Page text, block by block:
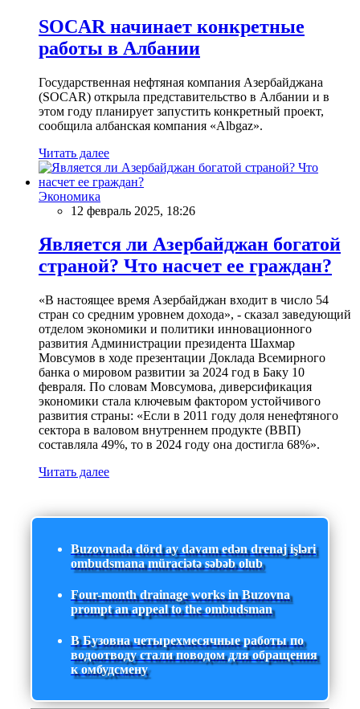
SOCAR начинает конкретные
работы в Албании
Государственная нефтяная компания Азербайджана
(SOCAR) открыла представительство в Албании и в
этом году планирует запустить конкретный проект,
сообщила албанская компания «Albgaz».
Читать далее
Экономика
12 февраль 2025, 18:26
Является ли Азербайджан богатой
страной? Что насчет ее граждан?
«В настоящее время Азербайджан входит в число 54
стран со средним уровнем дохода», - сказал заведующий
отделом экономики и политики инновационного
развития Администрации президента Шахмар
Мовсумов в ходе презентации Доклада Всемирного
банка о мировом развитии за 2024 год в Баку 10
февраля. По словам Мовсумова, диверсификация
экономики стала ключевым фактором устойчивого
развития страны: «Если в 2011 году доля ненефтяного
сектора в валовом внутреннем продукте (ВВП)
составляла 49%, то в 2024 году она достигла 68%».
Читать далее
Buzovnada dörd ay davam edən drenaj işləri
ombudsmana müraciətə səbəb olub
Four-month drainage works in Buzovna
prompt an appeal to the ombudsman
В Бузовна четырехмесячные работы по
водоотводу стали поводом для обращения
к омбудсмену